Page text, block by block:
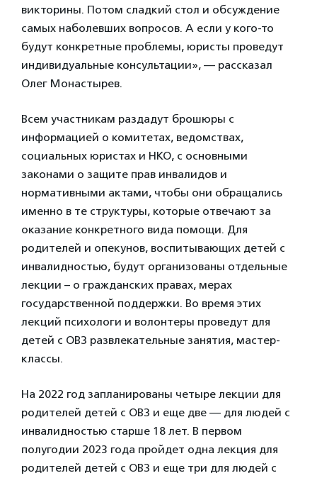
викторины. Потом сладкий стол и обсуждение
самых наболевших вопросов. А если у кого-то
будут конкретные проблемы, юристы проведут
индивидуальные консультации», — рассказал
Олег Монастырев.
Всем участникам раздадут брошюры с
информацией о комитетах, ведомствах,
социальных юристах и НКО, с основными
законами о защите прав инвалидов и
нормативными актами, чтобы они обращались
именно в те структуры, которые отвечают за
оказание конкретного вида помощи. Для
родителей и опекунов, воспитывающих детей с
инвалидностью, будут организованы отдельные
лекции – о гражданских правах, мерах
государственной поддержки. Во время этих
лекций психологи и волонтеры проведут для
детей с ОВЗ развлекательные занятия, мастер-
классы.
На 2022 год запланированы четыре лекции для
родителей детей с ОВЗ и еще две — для людей с
инвалидностью старше 18 лет. В первом
полугодии 2023 года пройдет одна лекция для
родителей детей с ОВЗ и еще три для людей с